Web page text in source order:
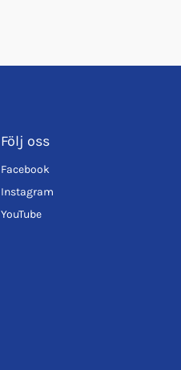
Följ oss
Facebook
Instagram
YouTube